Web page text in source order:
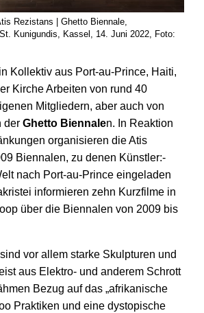
Rezistans | Ghetto Biennale,
Kunigundis, Kassel, 14. Juni 2022, Foto:
Kollektiv aus Port-au-Prince, Haiti,
Kirche Arbeiten von rund 40
Mit­gliedern, aber auch von
der Ghetto Biennalen. In Reaktion
organisieren die Atis
Biennalen, zu denen Künstler:­
nach Port-au-Prince eingeladen
informieren zehn Kurz­filme in
über die Biennalen von 2009 bis
vor allem starke Skulpturen und
aus Elektro- und anderem Schrott
Bezug auf das „afrikanische
Praktiken und eine dys­topische